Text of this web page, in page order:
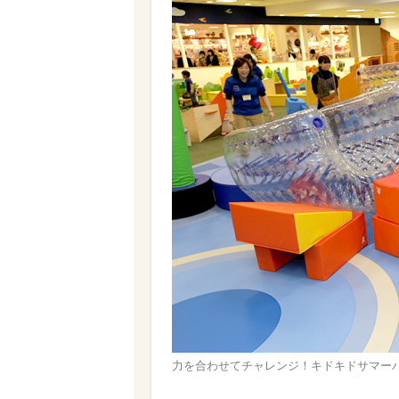
力を合わせてチャレンジ！キドキドサマー